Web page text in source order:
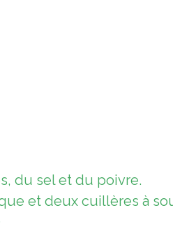
du sel et du poivre.
et deux cuillères à